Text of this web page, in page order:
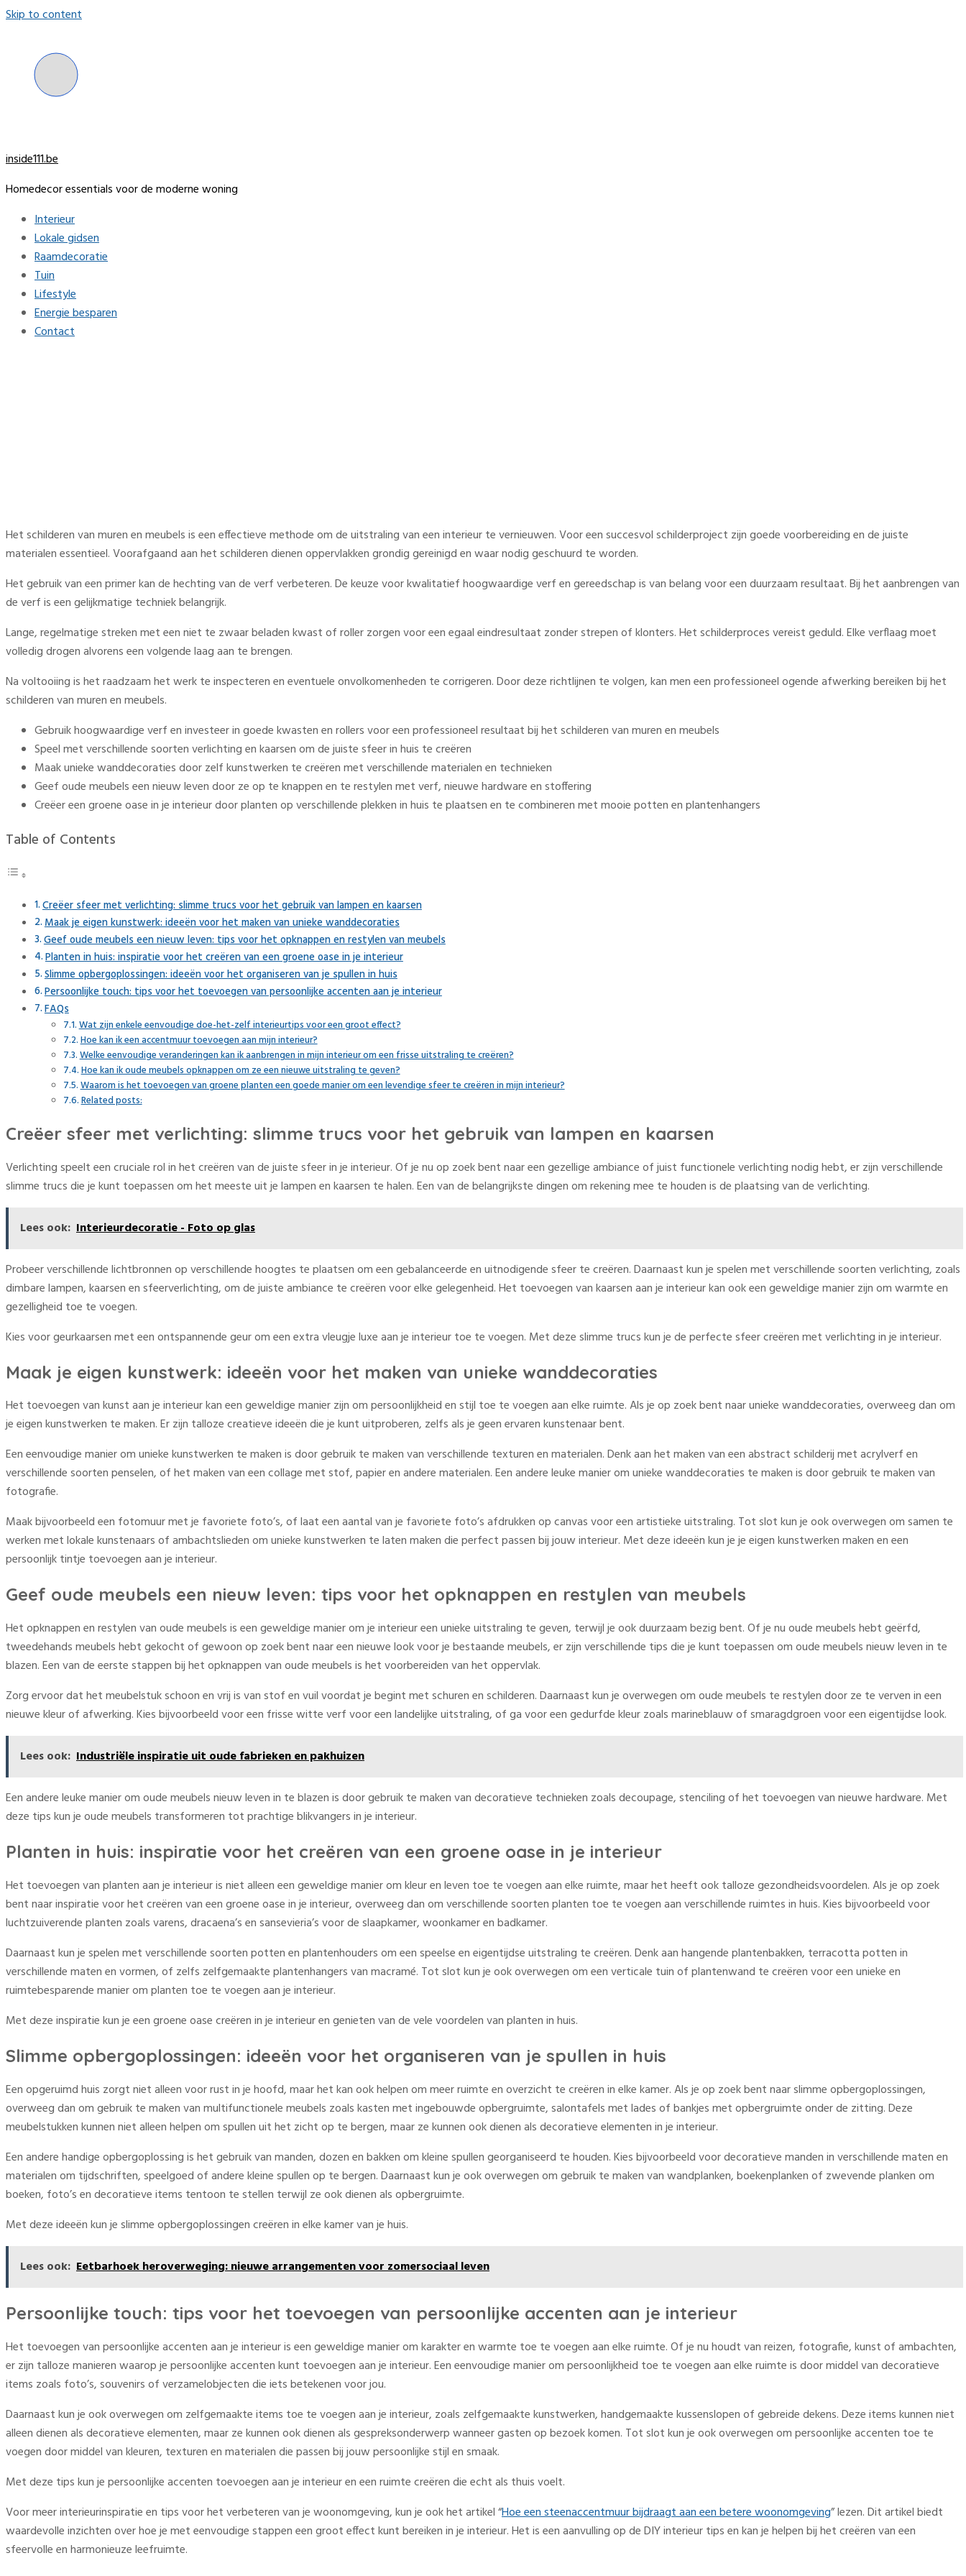
Skip to content
inside111.be
Homedecor essentials voor de moderne woning
Interieur
Lokale gidsen
Raamdecoratie
Tuin
Lifestyle
Energie besparen
Contact
Het schilderen van muren en meubels is een effectieve methode om de uitstraling van een interieur te vernieuwen. Voor een succesvol schilderproject zijn goede voorbereiding en de juiste
materialen essentieel. Voorafgaand aan het schilderen dienen oppervlakken grondig gereinigd en waar nodig geschuurd te worden.
Het gebruik van een primer kan de hechting van de verf verbeteren. De keuze voor kwalitatief hoogwaardige verf en gereedschap is van belang voor een duurzaam resultaat. Bij het aanbrengen van
de verf is een gelijkmatige techniek belangrijk.
Lange, regelmatige streken met een niet te zwaar beladen kwast of roller zorgen voor een egaal eindresultaat zonder strepen of klonters. Het schilderproces vereist geduld. Elke verflaag moet
volledig drogen alvorens een volgende laag aan te brengen.
Na voltooiing is het raadzaam het werk te inspecteren en eventuele onvolkomenheden te corrigeren. Door deze richtlijnen te volgen, kan men een professioneel ogende afwerking bereiken bij het
schilderen van muren en meubels.
Gebruik hoogwaardige verf en investeer in goede kwasten en rollers voor een professioneel resultaat bij het schilderen van muren en meubels
Speel met verschillende soorten verlichting en kaarsen om de juiste sfeer in huis te creëren
Maak unieke wanddecoraties door zelf kunstwerken te creëren met verschillende materialen en technieken
Geef oude meubels een nieuw leven door ze op te knappen en te restylen met verf, nieuwe hardware en stoffering
Creëer een groene oase in je interieur door planten op verschillende plekken in huis te plaatsen en te combineren met mooie potten en plantenhangers
Table of Contents
Creëer sfeer met verlichting: slimme trucs voor het gebruik van lampen en kaarsen
Maak je eigen kunstwerk: ideeën voor het maken van unieke wanddecoraties
Geef oude meubels een nieuw leven: tips voor het opknappen en restylen van meubels
Planten in huis: inspiratie voor het creëren van een groene oase in je interieur
Slimme opbergoplossingen: ideeën voor het organiseren van je spullen in huis
Persoonlijke touch: tips voor het toevoegen van persoonlijke accenten aan je interieur
FAQs
Wat zijn enkele eenvoudige doe-het-zelf interieurtips voor een groot effect?
Hoe kan ik een accentmuur toevoegen aan mijn interieur?
Welke eenvoudige veranderingen kan ik aanbrengen in mijn interieur om een frisse uitstraling te creëren?
Hoe kan ik oude meubels opknappen om ze een nieuwe uitstraling te geven?
Waarom is het toevoegen van groene planten een goede manier om een levendige sfeer te creëren in mijn interieur?
Related posts:
Creëer sfeer met verlichting: slimme trucs voor het gebruik van lampen en kaarsen
Verlichting speelt een cruciale rol in het creëren van de juiste sfeer in je interieur. Of je nu op zoek bent naar een gezellige ambiance of juist functionele verlichting nodig hebt, er zijn verschillende
slimme trucs die je kunt toepassen om het meeste uit je lampen en kaarsen te halen. Een van de belangrijkste dingen om rekening mee te houden is de plaatsing van de verlichting.
Lees ook: Interieurdecoratie - Foto op glas
Probeer verschillende lichtbronnen op verschillende hoogtes te plaatsen om een gebalanceerde en uitnodigende sfeer te creëren. Daarnaast kun je spelen met verschillende soorten verlichting, zoals
dimbare lampen, kaarsen en sfeerverlichting, om de juiste ambiance te creëren voor elke gelegenheid. Het toevoegen van kaarsen aan je interieur kan ook een geweldige manier zijn om warmte en
gezelligheid toe te voegen.
Kies voor geurkaarsen met een ontspannende geur om een extra vleugje luxe aan je interieur toe te voegen. Met deze slimme trucs kun je de perfecte sfeer creëren met verlichting in je interieur.
Maak je eigen kunstwerk: ideeën voor het maken van unieke wanddecoraties
Het toevoegen van kunst aan je interieur kan een geweldige manier zijn om persoonlijkheid en stijl toe te voegen aan elke ruimte. Als je op zoek bent naar unieke wanddecoraties, overweeg dan om
je eigen kunstwerken te maken. Er zijn talloze creatieve ideeën die je kunt uitproberen, zelfs als je geen ervaren kunstenaar bent.
Een eenvoudige manier om unieke kunstwerken te maken is door gebruik te maken van verschillende texturen en materialen. Denk aan het maken van een abstract schilderij met acrylverf en
verschillende soorten penselen, of het maken van een collage met stof, papier en andere materialen. Een andere leuke manier om unieke wanddecoraties te maken is door gebruik te maken van
fotografie.
Maak bijvoorbeeld een fotomuur met je favoriete foto’s, of laat een aantal van je favoriete foto’s afdrukken op canvas voor een artistieke uitstraling. Tot slot kun je ook overwegen om samen te
werken met lokale kunstenaars of ambachtslieden om unieke kunstwerken te laten maken die perfect passen bij jouw interieur. Met deze ideeën kun je je eigen kunstwerken maken en een
persoonlijk tintje toevoegen aan je interieur.
Geef oude meubels een nieuw leven: tips voor het opknappen en restylen van meubels
Het opknappen en restylen van oude meubels is een geweldige manier om je interieur een unieke uitstraling te geven, terwijl je ook duurzaam bezig bent. Of je nu oude meubels hebt geërfd,
tweedehands meubels hebt gekocht of gewoon op zoek bent naar een nieuwe look voor je bestaande meubels, er zijn verschillende tips die je kunt toepassen om oude meubels nieuw leven in te
blazen. Een van de eerste stappen bij het opknappen van oude meubels is het voorbereiden van het oppervlak.
Zorg ervoor dat het meubelstuk schoon en vrij is van stof en vuil voordat je begint met schuren en schilderen. Daarnaast kun je overwegen om oude meubels te restylen door ze te verven in een
nieuwe kleur of afwerking. Kies bijvoorbeeld voor een frisse witte verf voor een landelijke uitstraling, of ga voor een gedurfde kleur zoals marineblauw of smaragdgroen voor een eigentijdse look.
Lees ook: Industriële inspiratie uit oude fabrieken en pakhuizen
Een andere leuke manier om oude meubels nieuw leven in te blazen is door gebruik te maken van decoratieve technieken zoals decoupage, stenciling of het toevoegen van nieuwe hardware. Met
deze tips kun je oude meubels transformeren tot prachtige blikvangers in je interieur.
Planten in huis: inspiratie voor het creëren van een groene oase in je interieur
Het toevoegen van planten aan je interieur is niet alleen een geweldige manier om kleur en leven toe te voegen aan elke ruimte, maar het heeft ook talloze gezondheidsvoordelen. Als je op zoek
bent naar inspiratie voor het creëren van een groene oase in je interieur, overweeg dan om verschillende soorten planten toe te voegen aan verschillende ruimtes in huis. Kies bijvoorbeeld voor
luchtzuiverende planten zoals varens, dracaena’s en sansevieria’s voor de slaapkamer, woonkamer en badkamer.
Daarnaast kun je spelen met verschillende soorten potten en plantenhouders om een speelse en eigentijdse uitstraling te creëren. Denk aan hangende plantenbakken, terracotta potten in
verschillende maten en vormen, of zelfs zelfgemaakte plantenhangers van macramé. Tot slot kun je ook overwegen om een verticale tuin of plantenwand te creëren voor een unieke en
ruimtebesparende manier om planten toe te voegen aan je interieur.
Met deze inspiratie kun je een groene oase creëren in je interieur en genieten van de vele voordelen van planten in huis.
Slimme opbergoplossingen: ideeën voor het organiseren van je spullen in huis
Een opgeruimd huis zorgt niet alleen voor rust in je hoofd, maar het kan ook helpen om meer ruimte en overzicht te creëren in elke kamer. Als je op zoek bent naar slimme opbergoplossingen,
overweeg dan om gebruik te maken van multifunctionele meubels zoals kasten met ingebouwde opbergruimte, salontafels met lades of bankjes met opbergruimte onder de zitting. Deze
meubelstukken kunnen niet alleen helpen om spullen uit het zicht op te bergen, maar ze kunnen ook dienen als decoratieve elementen in je interieur.
Een andere handige opbergoplossing is het gebruik van manden, dozen en bakken om kleine spullen georganiseerd te houden. Kies bijvoorbeeld voor decoratieve manden in verschillende maten en
materialen om tijdschriften, speelgoed of andere kleine spullen op te bergen. Daarnaast kun je ook overwegen om gebruik te maken van wandplanken, boekenplanken of zwevende planken om
boeken, foto’s en decoratieve items tentoon te stellen terwijl ze ook dienen als opbergruimte.
Met deze ideeën kun je slimme opbergoplossingen creëren in elke kamer van je huis.
Lees ook: Eetbarhoek heroverweging: nieuwe arrangementen voor zomersociaal leven
Persoonlijke touch: tips voor het toevoegen van persoonlijke accenten aan je interieur
Het toevoegen van persoonlijke accenten aan je interieur is een geweldige manier om karakter en warmte toe te voegen aan elke ruimte. Of je nu houdt van reizen, fotografie, kunst of ambachten,
er zijn talloze manieren waarop je persoonlijke accenten kunt toevoegen aan je interieur. Een eenvoudige manier om persoonlijkheid toe te voegen aan elke ruimte is door middel van decoratieve
items zoals foto’s, souvenirs of verzamelobjecten die iets betekenen voor jou.
Daarnaast kun je ook overwegen om zelfgemaakte items toe te voegen aan je interieur, zoals zelfgemaakte kunstwerken, handgemaakte kussenslopen of gebreide dekens. Deze items kunnen niet
alleen dienen als decoratieve elementen, maar ze kunnen ook dienen als gespreksonderwerp wanneer gasten op bezoek komen. Tot slot kun je ook overwegen om persoonlijke accenten toe te
voegen door middel van kleuren, texturen en materialen die passen bij jouw persoonlijke stijl en smaak.
Met deze tips kun je persoonlijke accenten toevoegen aan je interieur en een ruimte creëren die echt als thuis voelt.
Voor meer interieurinspiratie en tips voor het verbeteren van je woonomgeving, kun je ook het artikel “Hoe een steenaccentmuur bijdraagt aan een betere woonomgeving” lezen. Dit artikel biedt
waardevolle inzichten over hoe je met eenvoudige stappen een groot effect kunt bereiken in je interieur. Het is een aanvulling op de DIY interieur tips en kan je helpen bij het creëren van een
sfeervolle en harmonieuze leefruimte.